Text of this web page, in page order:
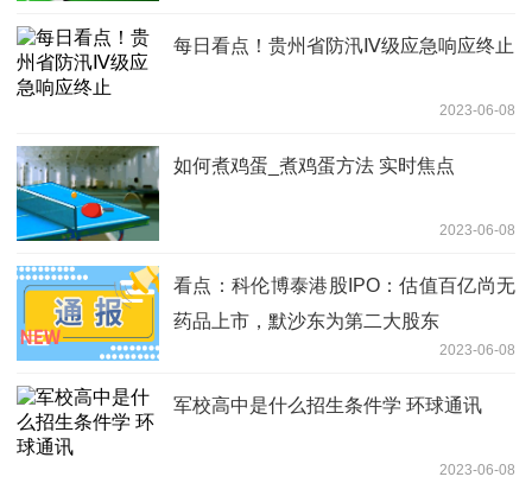
每日看点！贵州省防汛Ⅳ级应急响应终止
2023-06-08
如何煮鸡蛋_煮鸡蛋方法 实时焦点
2023-06-08
看点：科伦博泰港股IPO：估值百亿尚无
药品上市，默沙东为第二大股东
2023-06-08
军校高中是什么招生条件学 环球通讯
2023-06-08